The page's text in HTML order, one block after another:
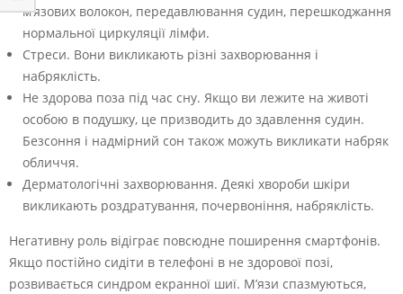
м’язових волокон, передавлювання судин, перешкоджання
нормальної циркуляції лімфи.
Стреси. Вони викликають різні захворювання і
набряклість.
Не здорова поза під час сну. Якщо ви лежите на животі
особою в подушку, це призводить до здавлення судин.
Безсоння і надмірний сон також можуть викликати набряк
обличчя.
Дерматологічні захворювання. Деякі хвороби шкіри
викликають роздратування, почервоніння, набряклість.
Негативну роль відіграє повсюдне поширення смартфонів.
Якщо постійно сидіти в телефоні в не здорової позі,
розвивається синдром екранної шиї. М’язи спазмуються,